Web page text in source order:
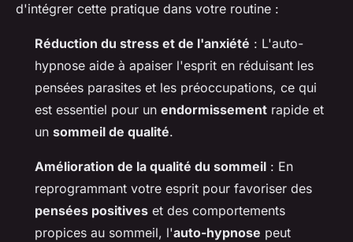
d'intégrer cette pratique dans votre routine :
Réduction du stress et de l'anxiété : L'auto-
hypnose aide à apaiser l'esprit en réduisant les
pensées parasites et les préoccupations, ce qui
est essentiel pour un endormissement rapide et
un sommeil de qualité.
Amélioration de la qualité du sommeil : En
reprogrammant votre esprit pour favoriser des
pensées positives et des comportements
propices au sommeil, l'auto-hypnose peut